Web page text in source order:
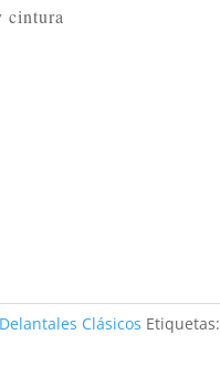
cintura
Delantales Clásicos Etiquetas: